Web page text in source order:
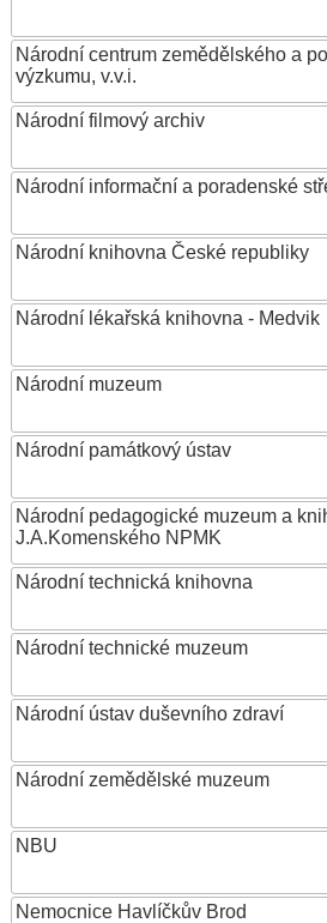
Národní centrum zemědělského a
výzkumu, v.v.i.
Národní filmový archiv
Národní informační a poradenské
Národní knihovna České republiky
Národní lékařská knihovna - Medvik
Národní muzeum
Národní památkový ústav
Národní pedagogické muzeum a
J.A.Komenského NPMK
Národní technická knihovna
Národní technické muzeum
Národní ústav duševního zdraví
Národní zemědělské muzeum
NBU
Nemocnice Havlíčkův Brod